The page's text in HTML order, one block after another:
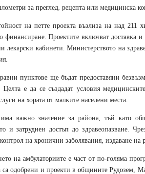
за преглед, рецепта или медицинска
на петте проекта възлиза на над 211
финансиране. Проектите включват доставка
лекарски кабинети. Министерството на
пунктове ще бъдат предоставяни
Целта е да се създадат условия
на хората от малките населени места.
важно значение за района, тъй като
и затруднен достъп до здравеопазване.
на хронични заболявания, издаване
на амбулаториите е част от по-голяма
са одобрени и проекти в общините Рудозем,